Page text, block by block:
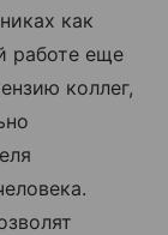
как
работе еще
коллег,